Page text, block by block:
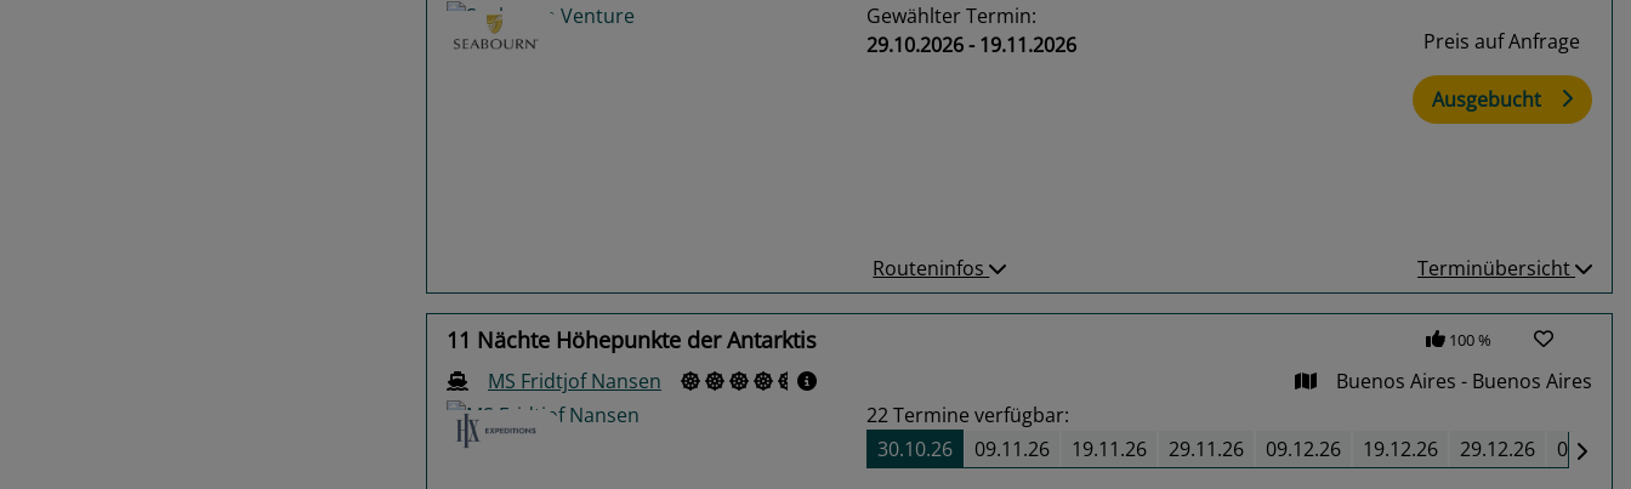
Gewählter Termin:
29.10.2026 - 19.11.2026
Preis auf Anfrage
Ausgebucht
Routeninfos Terminübersicht
11 Nächte Höhepunkte der Antarktis 100 %
MS Fridtjof Nansen
Buenos Aires - Buenos Aires
22Termine verfügbar:
30.10.26
09.11.26 19.11.26 29.11.26 09.12.26 19.12.26 29.12.26